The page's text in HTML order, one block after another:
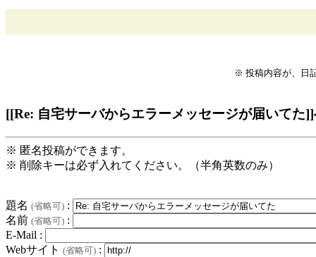
※ 投稿内容が、日
[[Re: 自宅サーバからエラーメッセージが届いてた
※ 匿名投稿ができます。
※ 削除キーは必ず入れてください。（半角英数のみ）
題名 (省略可) :
名前 (省略可) :
E-Mail :
Webサイト (省略可) :